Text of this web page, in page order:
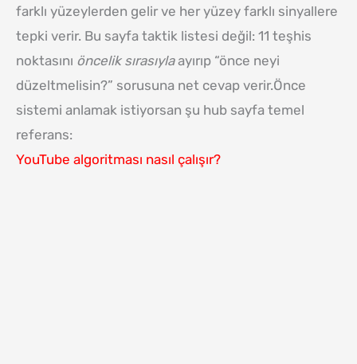
farklı yüzeylerden gelir ve her yüzey farklı sinyallere
tepki verir. Bu sayfa taktik listesi değil: 11 teşhis
noktasını öncelik sırasıylaayırıp “önce neyi
düzeltmelisin?” sorusuna net cevap verir.Önce
sistemi anlamak istiyorsan şu hub sayfa temel
referans:
YouTube algoritması nasıl çalışır?